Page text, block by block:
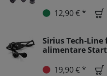
12,90 € *
Sirius Tech-
alimentare Start
19,90 € *